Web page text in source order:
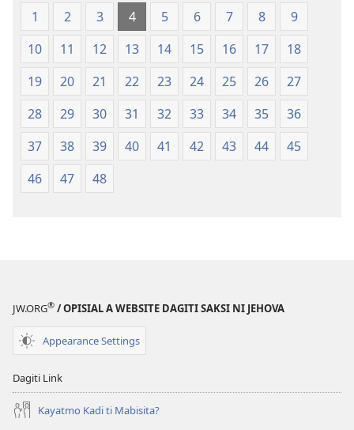
Patarus
ti
Nasantuan
a
Kasuratan
(2018 a
Rebision)
Patarus
Nasantuan
a
Kasuratan
(2018 a
Rebision)
1 2 3 4 5 6 7 8
9
10
11 12 13 14 15 16 17
18
19
20 21 22 23 24 25 26
27
28
29 30 31 32 33 34 35
36
37
38 39 40 41 42 43 44
45
46
47 48
JW.ORG® / OPISIAL A WEBSITE DAGITI SAKSI NI JEHOVA
Appearance Settings
Dagiti Link
Kayatmo Kadi ti Mabisita?